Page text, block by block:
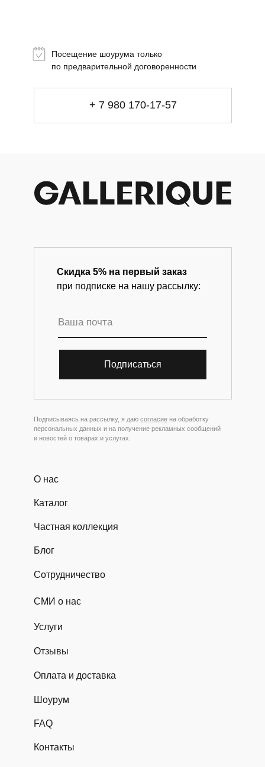
+ 7 980 170-17-57
Посещение шоурума только
по предварительной договоренности
Скидка 5% на первый заказ
при подписке на нашу рассылку:
Магазин-галерея винтажных предметов и
Подписываясь на рассылку, я даю согласие на обработку
персональных данных и на получение рекламных сообщений
и новостей о товарах и услугах.
Каталог
О нас
Блог
Частная коллекция
Сотрудничество
+ 7 980 170-17-57
Услуги
Отзывы
Оплата и доставка
СМИ о нас
Шоурум
FAQ
Контакты
Подписаться